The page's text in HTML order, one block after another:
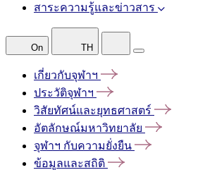
สาระความรู้และข่าวสาร
On TH
เกี่ยวกับจุฬาฯ
ประวัติจุฬาฯ
วิสัยทัศน์และยุทธศาสตร์
อัตลักษณ์มหาวิทยาลัย
จุฬาฯ กับความยั่งยืน
ข้อมูลและสถิติ